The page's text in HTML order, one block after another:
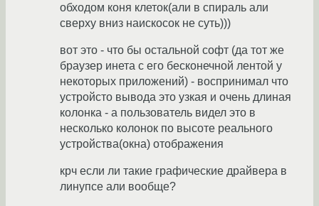
обходом коня клеток(али в спираль али
сверху вниз наискосок не суть)))
вот это - что бы остальной софт (да тот же
браузер инета с его бесконечной лентой у
некоторых приложений) - воспринимал что
устройсто вывода это узкая и очень длиная
колонка - а пользователь видел это в
несколько колонок по высоте реального
устройства(окна) отображения
крч если ли такие графические драйвера в
линупсе али вообще?